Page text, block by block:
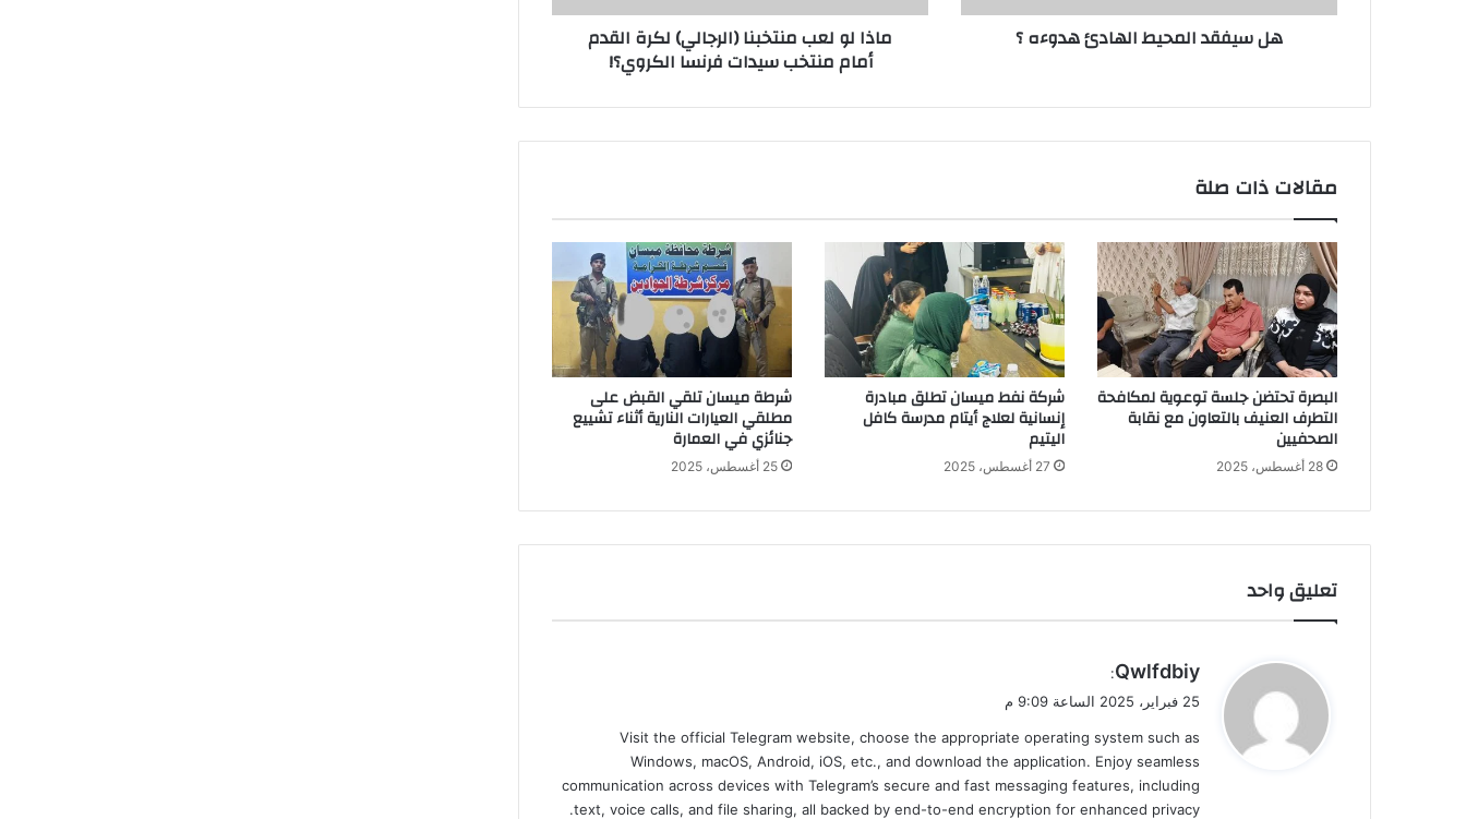
هل سيفقد المحيط الهادئ هدوءه ؟
منتخب
سيداتماذا لو لعب منتخبنا (الرجالي) لكرة القدم
أمام منتخب سيدات فرنسا الكروي؟!
مقالات ذات صلة
البصرة تحتضن جلسة توعوية لمكافحة
التطرف العنيف بالتعاون مع نقابة
الصحفيين
28 أغسطس، 2025
شركة نفط ميسان تطلق مبادرة
إنسانية لعلاج أيتام مدرسة كافل
اليتيم
27 أغسطس، 2025
شرطة ميسان تلقي القبض على
مطلقي العيارات النارية أثناء تشييع
جنائزي في العمارة
25 أغسطس، 2025
تعليق واحد
ي
ق
ل
Qwlfdbiy
:
25 فبراير، 2025 الساعة 9:09 م
Visit the official Telegram website, choose the appropriate operating system such as
Windows, macOS, Android, iOS, etc., and download the application. Enjoy seamless
communication across devices with Telegram’s secure and fast messaging features, including
text, voice calls, and file sharing, all backed by end-to-end encryption for enhanced privacy.